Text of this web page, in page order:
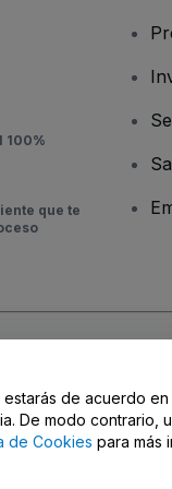
100%
que te
ni tus opciones de
estarás de acuerdo
De modo contrario,
de Cookies para más